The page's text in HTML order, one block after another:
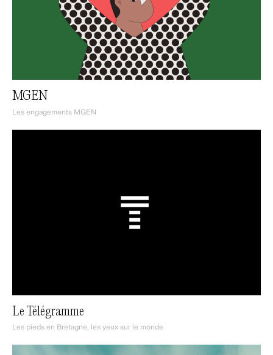
MGEN
Les engagements MGEN
Le Télégramme
Les pieds en Bretagne, les yeux sur le monde